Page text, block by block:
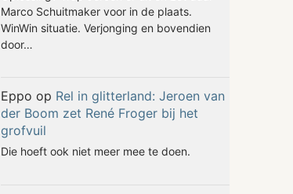
Marco Schuitmaker voor in de plaats.
WinWin situatie. Verjonging en bovendien
door…
Eppo op Rel in glitterland: Jeroen van
der Boom zet René Froger bij het
grofvuil
Die hoeft ook niet meer mee te doen.